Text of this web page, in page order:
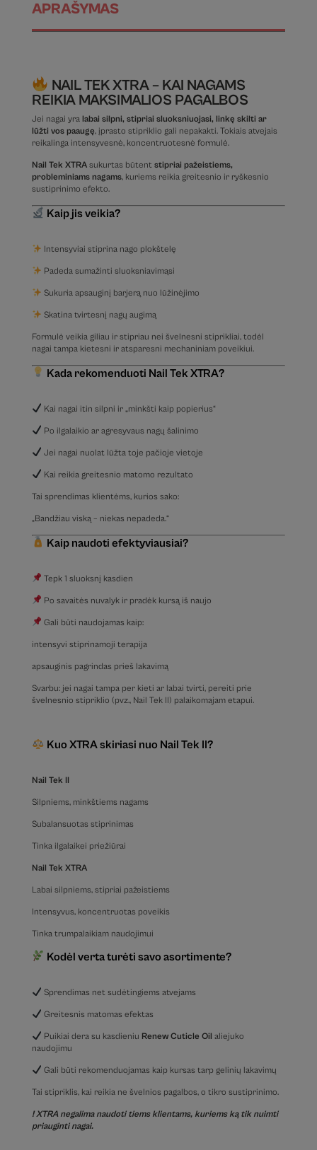
APRAŠYMAS
NAIL TEK XTRA – KAI NAGAMS
REIKIA MAKSIMALIOS PAGALBOS
Jei nagai yra labai silpni, stipriai sluoksniuojasi, linkę skilti ar
lūžti vos paaugę, įprasto stipriklio gali nepakakti. Tokiais atvejais
reikalinga intensyvesnė, koncentruotesnė formulė.
Nail Tek XTRAsukurtas būtent stipriai pažeistiems,
probleminiams nagams, kuriems reikia greitesnio ir ryškesnio
sustiprinimo efekto.
Kaip jis veikia?
Intensyviai stiprina nago plokštelę
Padeda sumažinti sluoksniavimąsi
Sukuria apsauginį barjerą nuo lūžinėjimo
Skatina tvirtesnį nagų augimą
Formulė veikia giliau ir stipriau nei švelnesni stiprikliai, todėl
nagai tampa kietesni ir atsparesni mechaniniam poveikiui.
Kada rekomenduoti Nail Tek XTRA?
Kai nagai itin silpni ir „minkšti kaip popierius“
Po ilgalaikio ar agresyvaus nagų šalinimo
Jei nagai nuolat lūžta toje pačioje vietoje
Kai reikia greitesnio matomo rezultato
Tai sprendimas klientėms, kurios sako:
„Bandžiau viską – niekas nepadeda.“
Kaip naudoti efektyviausiai?
Tepk 1 sluoksnį kasdien
Po savaitės nuvalyk ir pradėk kursą iš naujo
Gali būti naudojamas kaip:
intensyvi stiprinamoji terapija
apsauginis pagrindas prieš lakavimą
Svarbu: jei nagai tampa per kieti ar labai tvirti, pereiti prie
švelnesnio stipriklio (pvz., Nail Tek II) palaikomajam etapui.
Kuo XTRA skiriasi nuo Nail Tek II?
Nail Tek II
Silpniems, minkštiems nagams
Subalansuotas stiprinimas
Tinka ilgalaikei priežiūrai
Nail Tek XTRA
Labai silpniems, stipriai pažeistiems
Intensyvus, koncentruotas poveikis
Tinka trumpalaikiam naudojimui
Kodėl verta turėti savo asortimente?
Sprendimas net sudėtingiems atvejams
Greitesnis matomas efektas
Puikiai dera su kasdieniu Renew Cuticle Oil aliejuko
naudojimu
Gali būti rekomenduojamas kaip kursas tarp gelinių lakavimų
Tai stipriklis, kai reikia ne švelnios pagalbos, o tikro sustiprinimo.
! XTRA negalima naudoti tiems klientams, kuriems ką tik nuimti
priauginti nagai.